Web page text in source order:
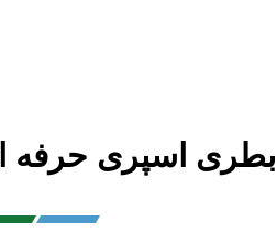
بطری اسپری حرفه